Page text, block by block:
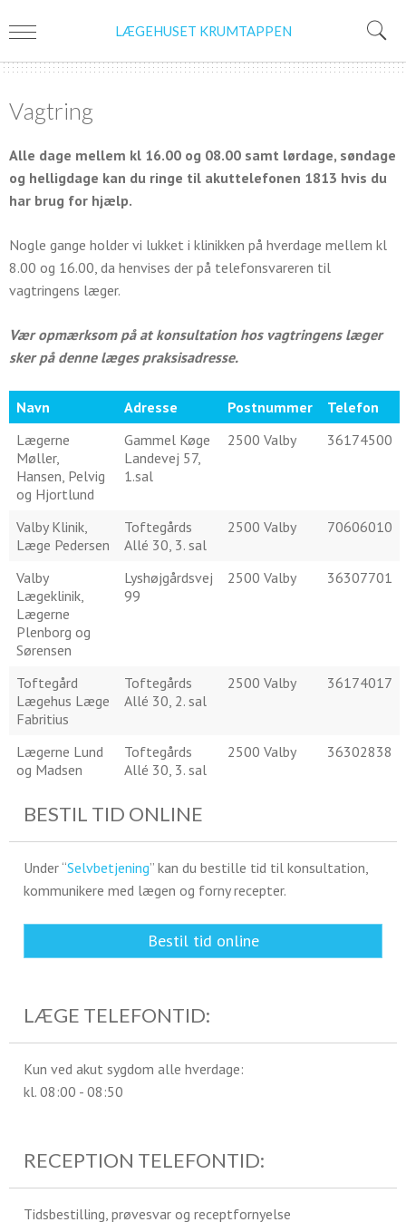
LÆGEHUSET KRUMTAPPEN
Vagtring
Alle dage mellem kl 16.00 og 08.00 samt lørdage, søndage
og helligdage kan du ringe til akuttelefonen 1813 hvis du
har brug for hjælp.
Nogle gange holder vi lukket i klinikken på hverdage mellem kl
8.00 og 16.00, da henvises der på telefonsvareren til
vagtringens læger.
Vær opmærksom på at konsultation hos vagtringens læger
sker på denne læges praksisadresse.
Navn Adresse Postnummer
Telefon
Lægerne
Møller,
Hansen, Pelvig
og Hjortlund
Gammel Køge
Landevej 57,
1.sal
2500 Valby 36174500
Valby Klinik,
Læge Pedersen
Toftegårds
Allé 30, 3. sal
2500 Valby 70606010
Valby
Lægeklinik,
Lægerne
Plenborg og
Sørensen
Lyshøjgårdsvej
99
2500 Valby 36307701
Toftegård
Lægehus Læge
Fabritius
Toftegårds
Allé 30, 2. sal
2500 Valby 36174017
Lægerne Lund
og Madsen
Toftegårds
Allé 30, 3. sal
2500 Valby 36302838
BESTIL TID ONLINE
Under “Selvbetjening” kan du bestille tid til konsultation,
kommunikere med lægen og forny recepter.
Bestil tid online
LÆGE TELEFONTID:
Kun ved akut sygdom alle hverdage:
kl. 08:00 - 08:50
RECEPTION TELEFONTID:
Tidsbestilling, prøvesvar og receptfornyelse